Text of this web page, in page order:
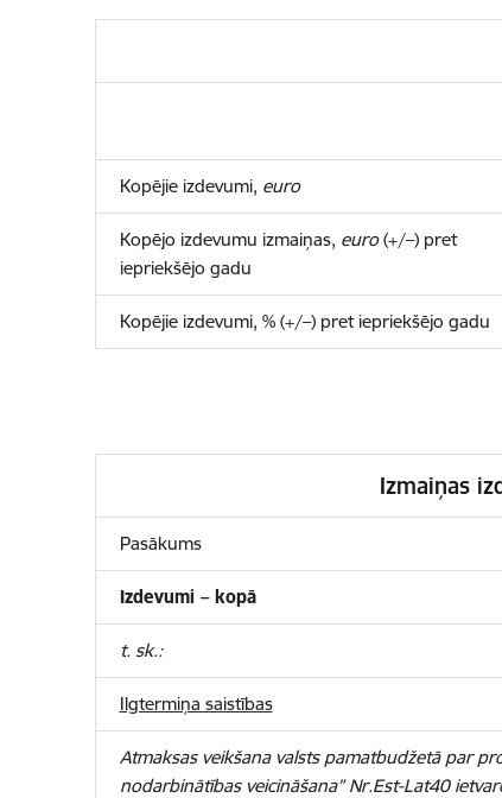
Kopējie izdevumi, euro
Kopējo izdevumu izmaiņas, euro(+/–) pret
iepriekšējo gadu
Kopējie izdevumi, % (+/–) pret iepriekšējo gadu
Izmaiņas
Pasākums
Izdevumi – kopā
t. sk.:
Ilgtermiņa saistības
Atmaksas veikšana valsts pamatbudžetā par
nodarbinātības veicināšana” Nr.Est-Lat40